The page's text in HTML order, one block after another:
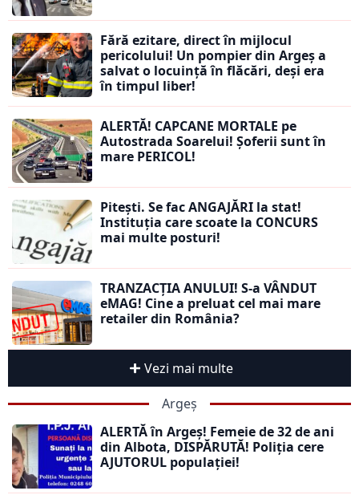
Fără ezitare, direct în mijlocul
pericolului! Un pompier din Argeș a
salvat o locuință în flăcări, deși era
în timpul liber!
ALERTĂ! CAPCANE MORTALE pe
Autostrada Soarelui! Șoferii sunt în
mare PERICOL!
Pitești. Se fac ANGAJĂRI la stat!
Instituția care scoate la CONCURS
mai multe posturi!
TRANZACȚIA ANULUI! S-a VÂNDUT
eMAG! Cine a preluat cel mai mare
retailer din România?
Vezi mai multe
Argeș
ALERTĂ în Argeș! Femeie de 32 de ani
din Albota, DISPĂRUTĂ! Poliția cere
AJUTORUL populației!